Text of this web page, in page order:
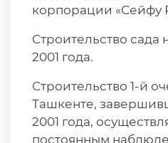
корпорации «Сейфу
Строительство сада
2001 года.
Строительство 1-й
Ташкенте,
2001 года,
постоянным